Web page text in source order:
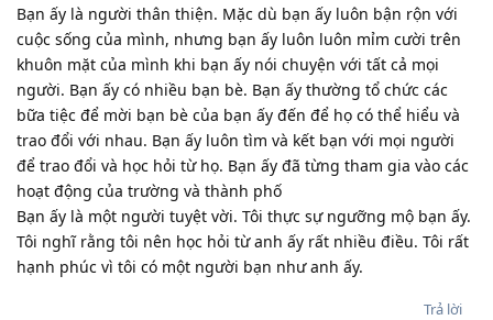
Bạn ấy là người thân thiện. Mặc dù bạn ấy luôn bận rộn với
cuộc sống của mình, nhưng bạn ấy luôn luôn mỉm cười trên
khuôn mặt của mình khi bạn ấy nói chuyện với tất cả mọi
người. Bạn ấy có nhiều bạn bè. Bạn ấy thường tổ chức các
bữa tiệc để mời bạn bè của bạn ấy đến để họ có thể hiểu và
trao đổi với nhau. Bạn ấy luôn tìm và kết bạn với mọi người
để trao đổi và học hỏi từ họ. Bạn ấy đã từng tham gia vào các
hoạt động của trường và thành phố
Bạn ấy là một người tuyệt vời. Tôi thực sự ngưỡng mộ bạn ấy.
Tôi nghĩ rằng tôi nên học hỏi từ anh ấy rất nhiều điều. Tôi rất
hạnh phúc vì tôi có một người bạn như anh ấy.
Trả lời